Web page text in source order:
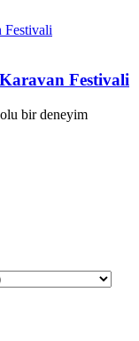
Festivali
bir deneyim